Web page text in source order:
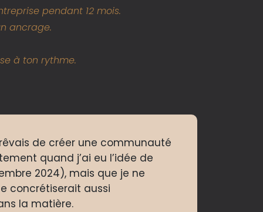
pendant 12 mois.
ancrage.
à ton rythme.
de créer une communauté
quand j’ai eu l’idée de
2024), mais que je ne
concrétiserait aussi
la matière.